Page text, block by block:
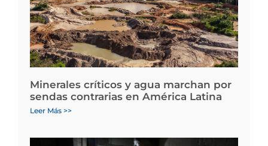
Minerales críticos y agua marchan por
sendas contrarias en América Latina
Leer Más >>